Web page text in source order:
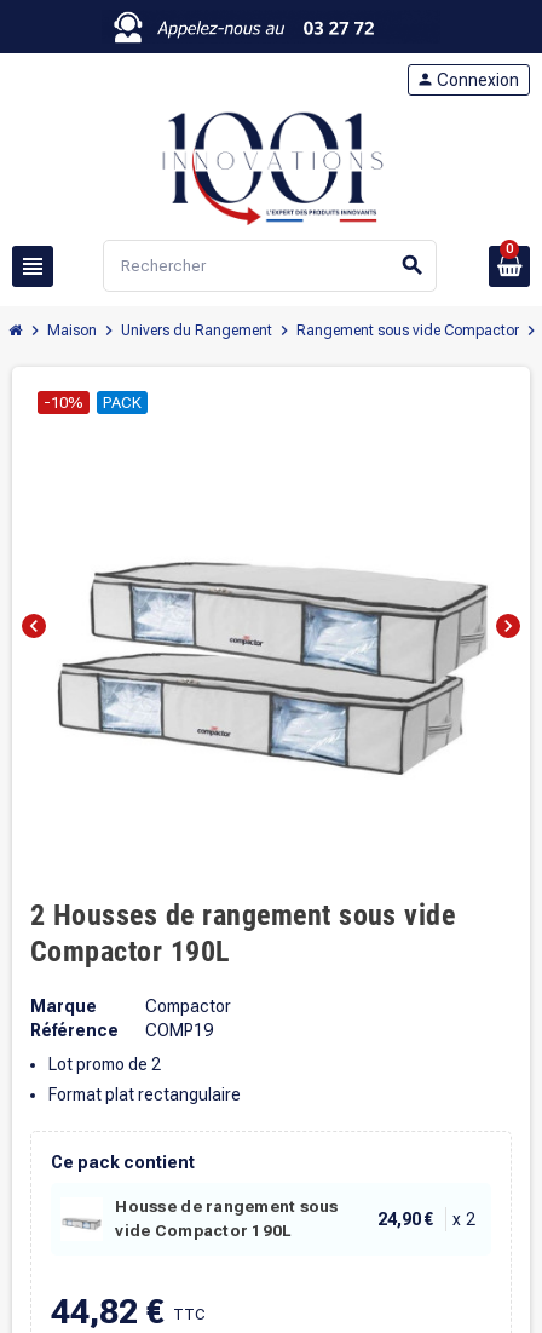
view_headline search
person Connexion
0
chevron_right Maison chevron_right Univers du Rangement chevron_right Rangement sous vide Compactor chevron_right
chevron_left chevron_right
-10% PACK
2 Housses de rangement sous vide
Compactor 190L
Marque
Compactor
Référence
COMP19
Lot promo de 2
Format plat rectangulaire
Ce pack contient
Housse de rangement sous
vide Compactor 190L
24,90 € x 2
44,82 € TTC